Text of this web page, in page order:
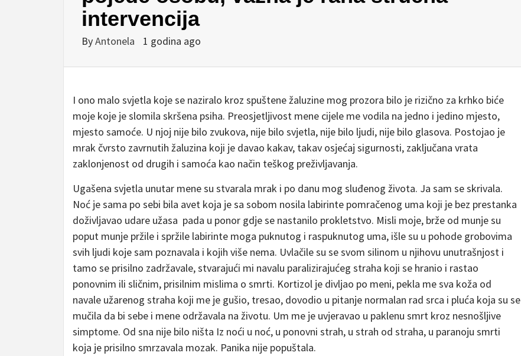
intervencija
ByAntonela 1 godina ago
I ono malo svjetla koje se naziralo kroz spuštene žaluzine mog prozora bilo je rizično za krhko biće
moje koje je slomila skršena psiha. Preosjetljivost mene cijele me vodila na jedno i jedino mjesto,
mjesto samoće. U njoj nije bilo zvukova, nije bilo svjetla, nije bilo ljudi, nije bilo glasova. Postojao je
mrak čvrsto zavrnutih žaluzina koji je davao kakav, takav osjećaj sigurnosti, zaključana vrata
zaklonjenost od drugih i samoća kao način teškog preživljavanja.
Ugašena svjetla unutar mene su stvarala mrak i po danu mog sluđenog života. Ja sam se skrivala.
Noć je sama po sebi bila avet koja je sa sobom nosila labirinte pomračenog uma koji je bez prestanka
doživljavao udare užasa pada u ponor gdje se nastanilo prokletstvo. Misli moje, brže od munje su
poput munje pržile i spržile labirinte moga puknutog i raspuknutog uma, išle su u pohode grobovima
svih ljudi koje sam poznavala i kojih više nema. Uvlačile su se svom silinom u njihovu unutrašnjost i
tamo se prisilno zadržavale, stvarajući mi navalu paralizirajućeg straha koji se hranio i rastao
ponovnim ili sličnim, prisilnim mislima o smrti. Kortizol je divljao po meni, pekla me sva koža od
navale užarenog straha koji me je gušio, tresao, dovodio u pitanje normalan rad srca i pluća koja su se
mučila da bi sebe i mene održavala na životu. Um me je uvjeravao u paklenu smrt kroz nesnošljive
simptome. Od sna nije bilo ništa Iz noći u noć, u ponovni strah, u strah od straha, u paranoju smrti
koja je prisilno smrzavala mozak. Panika nije popuštala.